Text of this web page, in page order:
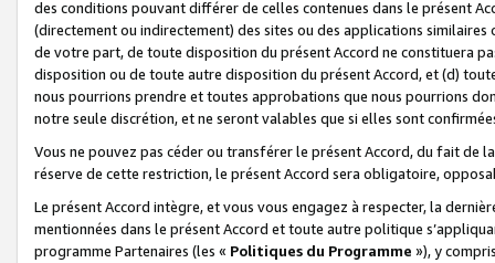
des conditions pouvant différer de celles contenues dans le présent
(directement ou indirectement) des sites ou des applications
de votre part, de toute disposition du présent Accord ne constituera
disposition ou de toute autre disposition du présent Accord, et (d)
nous pourrions prendre et toutes approbations que nous pourrions
notre seule discrétion, et ne seront valables que si elles sont
Vous ne pouvez pas céder ou transférer le présent Accord, du fait de
réserve de cette restriction, le présent Accord sera obligatoire,
Le présent Accord intègre, et vous vous engagez à respecter, la
mentionnées dans le présent Accord et toute autre politique
programme Partenaires (les « Politiques du Programme »), y